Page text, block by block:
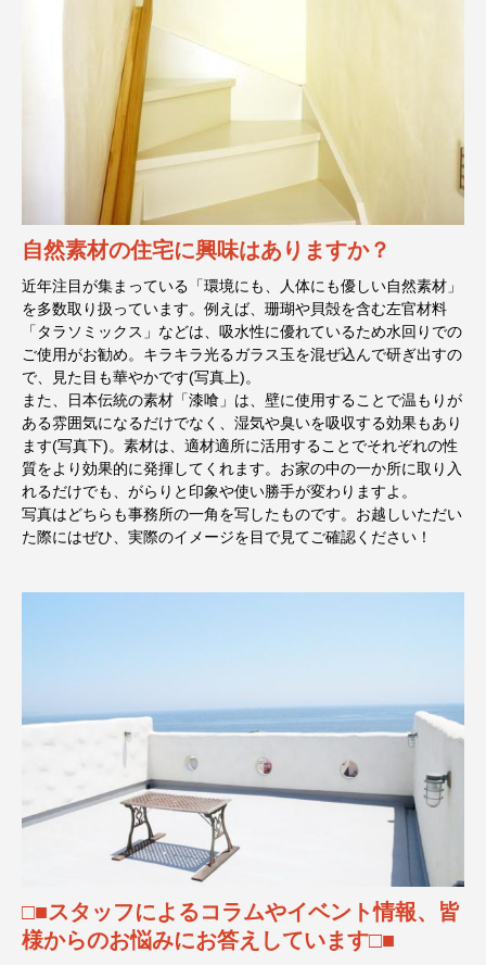
自然素材の住宅に興味はありますか？
近年注目が集まっている「環境にも、人体にも優しい自然素材」
を多数取り扱っています。例えば、珊瑚や貝殻を含む左官材料
「タラソミックス」などは、吸水性に優れているため水回りでの
ご使用がお勧め。キラキラ光るガラス玉を混ぜ込んで研ぎ出すの
で、見た目も華やかです(写真上)。
また、日本伝統の素材「漆喰」は、壁に使用することで温もりが
ある雰囲気になるだけでなく、湿気や臭いを吸収する効果もあり
ます(写真下)。素材は、適材適所に活用することでそれぞれの性
質をより効果的に発揮してくれます。お家の中の一か所に取り入
れるだけでも、がらりと印象や使い勝手が変わりますよ。
写真はどちらも事務所の一角を写したものです。お越しいただい
た際にはぜひ、実際のイメージを目で見てご確認ください！
□■スタッフによるコラムやイベント情報、皆
様からのお悩みにお答えしています□■